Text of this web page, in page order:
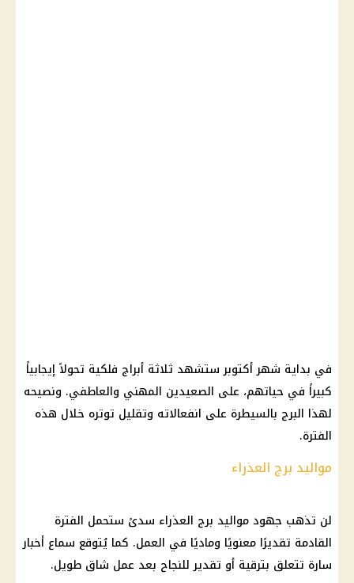
في بداية شهر أكتوبر ستشهد ثلاثة أبراج فلكية تحولاً إيجابياً
كبيراً في حياتهم، على الصعيدين المهني والعاطفي. ونصيحه
لهذا البرج بالسيطرة على انفعالاته وتقليل توتره خلال هذه
الفترة.
مواليد برج العذراء
لن تذهب جهود مواليد برج العذراء سدىً ستحمل الفترة
القادمة تقديرًا معنويًا وماديًا في العمل. كما يُتوقع سماع أخبار
سارة تتعلق بترقية أو تقدير للنجاح بعد عمل شاق طويل.